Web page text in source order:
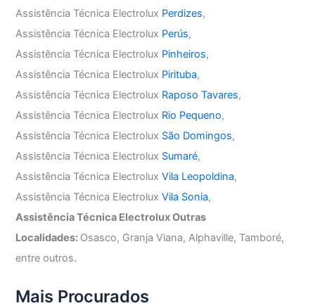
Assistência Técnica Electrolux Perdizes,
Assistência Técnica Electrolux Perús,
Assistência Técnica Electrolux Pinheiros,
Assistência Técnica Electrolux Pirituba,
Assistência Técnica Electrolux Raposo Tavares,
Assistência Técnica Electrolux Rio Pequeno,
Assistência Técnica Electrolux São Domingos,
Assistência Técnica Electrolux Sumaré,
Assistência Técnica ElectroluxVila Leopoldina,
Assistência Técnica ElectroluxVila Sonia,
Assistência Técnica Electrolux Outras
Localidades: Osasco, Granja Viana, Alphaville, Tamboré,
entre outros.
Mais Procurados